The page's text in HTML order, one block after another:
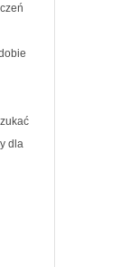
dla